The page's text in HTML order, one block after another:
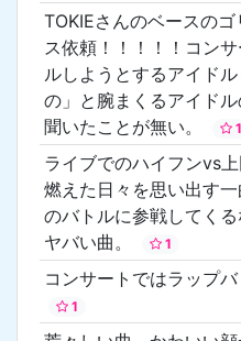
TOKIEさんのベースの
ス依頼！！！！！コン
ルしようとするアイド
の」と腕まくるアイド
聞いたことが無い。
ライブでのハイフンvs
燃えた日々を思い出す
のバトルに参戦してくる
ヤバい曲。
1
コンサートではラップ
1